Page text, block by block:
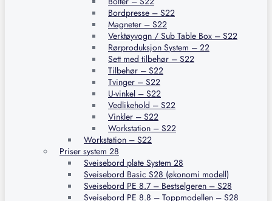
Bordpresse – S22
Magneter – S22
Verktøyvogn / Sub Table Box – S22
Rørproduksjon System – 22
Sett med tilbehør – S22
Tilbehør – S22
Tvinger – S22
U-vinkel – S22
Vedlikehold – S22
Vinkler – S22
Workstation – S22
Workstation – S22
Priser system 28
Sveisebord plate System 28
Sveisebord Basic S28 (økonomi modell)
Sveisebord PE 8.7 – Bestselgeren – S28
Sveisebord PE 8.8 – Toppmodellen – S28